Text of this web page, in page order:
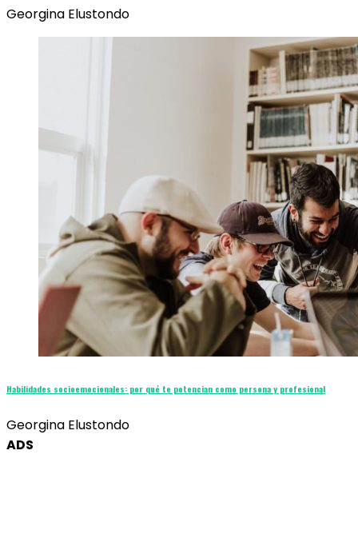
Georgina Elustondo
Habilidades socioemocionales: por qué te potencian como persona y profesional
Georgina Elustondo
ADS